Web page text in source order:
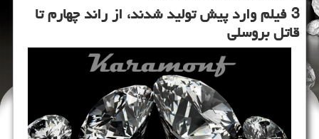
3 فیلم وارد پیش تولید شدند، از راند چهارم تا
قاتل بروسلی